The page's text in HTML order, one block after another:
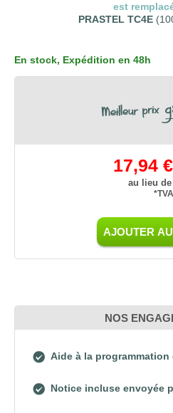
est
PRASTEL TC4E
En stock, Expédition en 48h
17,94
au lieu
AJOUTER
NOS
Aide à la programmation
Notice incluse envoyée